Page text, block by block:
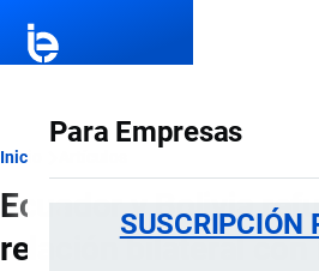
Para Empresas
SUSCRIPCIÓN
Ruta
de
navegación
Inicio
Ecuador y Bolivia
relación bilateral con